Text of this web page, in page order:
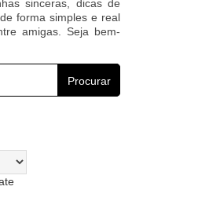
sinceras, dicas de
forma simples e real
amigas. Seja bem-
Procurar